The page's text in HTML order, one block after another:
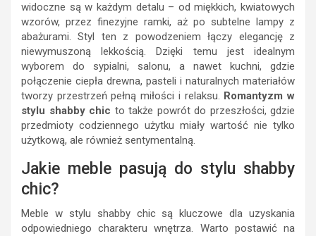
widoczne są w każdym detalu – od miękkich, kwiatowych
wzorów, przez finezyjne ramki, aż po subtelne lampy z
abażurami. Styl ten z powodzeniem łączy elegancję z
niewymuszoną lekkością. Dzięki temu jest idealnym
wyborem do sypialni, salonu, a nawet kuchni, gdzie
połączenie ciepła drewna, pasteli i naturalnych materiałów
tworzy przestrzeń pełną miłości i relaksu. Romantyzm w
stylu shabby chic to także powrót do przeszłości, gdzie
przedmioty codziennego użytku miały wartość nie tylko
użytkową, ale również sentymentalną.
Jakie meble pasują do stylu shabby
chic?
Meble w stylu shabby chic są kluczowe dla uzyskania
odpowiedniego charakteru wnętrza. Warto postawić na